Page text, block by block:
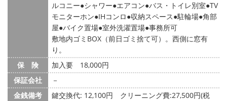
ルコニー シャワー エアコン バス・トイレ別室 TV
モニターホン IHコンロ 収納スペース 駐輪場 角部
屋 バイク置場 室外洗濯置場 事務所可
敷地内ゴミBOX（前日ゴミ捨て可）。西側に窓有
り。
保 険
加入要 18,000円
保証会社
－
金銭備考
鍵交換代: 12,100円
クリーニング費:27,500円(税